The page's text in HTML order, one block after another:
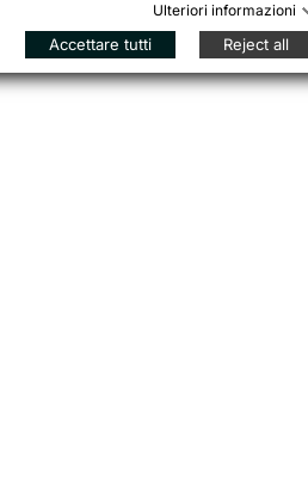
Ulteriori informazioni
Accettare tutti Reject all